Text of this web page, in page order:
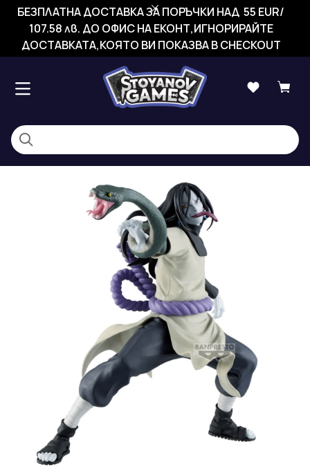
БЕЗПЛАТНА ДОСТАВКА ЗА ПОРЪЧКИ НАД 55 EUR/
107.58 лв. ДО ОФИС НА ЕКОНТ,ИГНОРИРАЙТЕ
ДОСТАВКАТА,КОЯТО ВИ ПОКАЗВА В CHECKOUT